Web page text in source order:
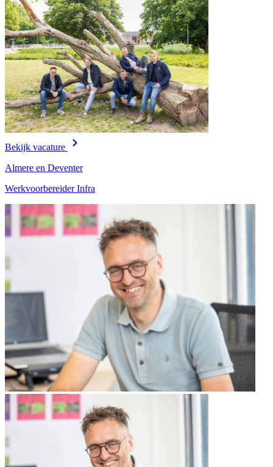
Bekijk vacature
Almere en Deventer
Werkvoorbereider Infra